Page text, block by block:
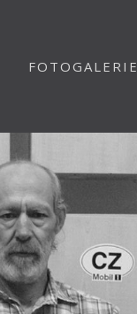
FOTOGALERIE